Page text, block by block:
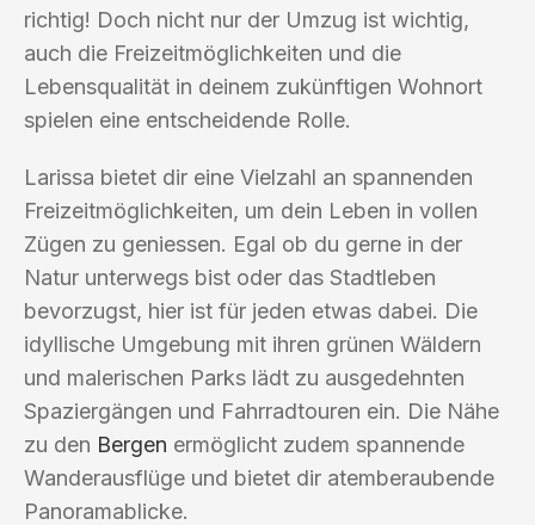
richtig! Doch nicht nur der Umzug ist wichtig,
auch die Freizeitmöglichkeiten und die
Lebensqualität in deinem zukünftigen Wohnort
spielen eine entscheidende Rolle.
Larissa bietet dir eine Vielzahl an spannenden
Freizeitmöglichkeiten, um dein Leben in vollen
Zügen zu geniessen. Egal ob du gerne in der
Natur unterwegs bist oder das Stadtleben
bevorzugst, hier ist für jeden etwas dabei. Die
idyllische Umgebung mit ihren grünen Wäldern
und malerischen Parks lädt zu ausgedehnten
Spaziergängen und Fahrradtouren ein. Die Nähe
zu den Bergen ermöglicht zudem spannende
Wanderausflüge und bietet dir atemberaubende
Panoramablicke.